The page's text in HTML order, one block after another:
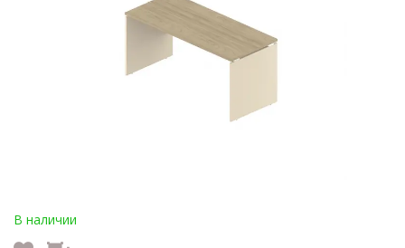
В наличии